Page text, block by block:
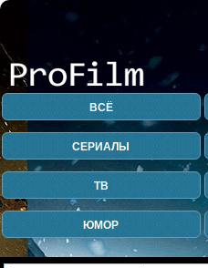
ВСЁ
СЕРИАЛЫ
ТВ
ЮМОР